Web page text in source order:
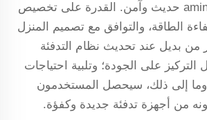
كندا باستخدام كamine حديث وآمن. القدرة على تخصيص
الطاقة، والتوافق مع تصميم المنزل
من بديل عند تحديث نظام التدفئة
التركيز على الجودة؛ وتلبية احتياجات
وما إلى ذلك، سيحصل المستخدمون
من أجهزة تدفئة جديدة وكفؤة.